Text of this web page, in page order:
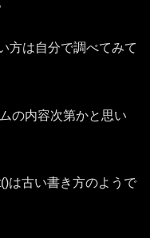
方は自分で調べてみて
の内容次第かと思い
は古い書き方のようで